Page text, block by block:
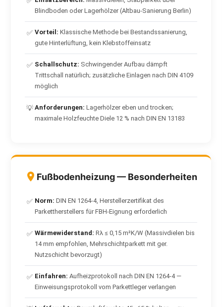
Blindboden oder Lagerhölzer (Altbau-Sanierung Berlin)
✅ Vorteil: Klassische Methode bei Bestandssanierung,
gute Hinterlüftung, kein Klebstoffeinsatz
✅ Schallschutz: Schwingender Aufbau dämpft
Trittschall natürlich; zusätzliche Einlagen nach DIN 4109
möglich
💡 Anforderungen: Lagerhölzer eben und trocken;
maximale Holzfeuchte Diele 12 % nach DIN EN 13183
Fußbodenheizung — Besonderheiten
✅ Norm: DIN EN 1264-4, Herstellerzertifikat des
Parkettherstellers für FBH-Eignung erforderlich
✅ Wärmewiderstand: Rλ ≤ 0,15 m²K/W (Massivdielen bis
14 mm empfohlen, Mehrschichtparkett mit ger.
Nutzschicht bevorzugt)
✅ Einfahren: Aufheizprotokoll nach DIN EN 1264-4 —
Einweisungsprotokoll vom Parkettleger verlangen